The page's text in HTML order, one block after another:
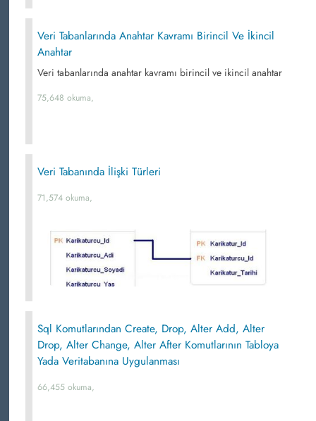
Veri Tabanlarında Anahtar Kavramı Birincil Ve İkincil
Anahtar
Veri tabanlarında anahtar kavramı birincil ve ikincil anahtar
75,648 okuma,
Veri Tabanında İlişki Türleri
71,574 okuma,
Sql Komutlarından Create, Drop, Alter Add, Alter
Drop, Alter Change, Alter After Komutlarının Tabloya
Yada Veritabanına Uygulanması
66,455 okuma,